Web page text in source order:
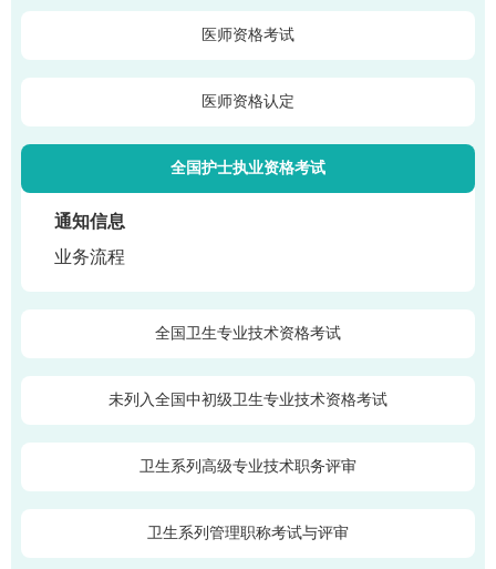
医师资格考试
医师资格认定
全国护士执业资格考试
通知信息
业务流程
全国卫生专业技术资格考试
未列入全国中初级卫生专业技术资格考试
卫生系列高级专业技术职务评审
卫生系列管理职称考试与评审